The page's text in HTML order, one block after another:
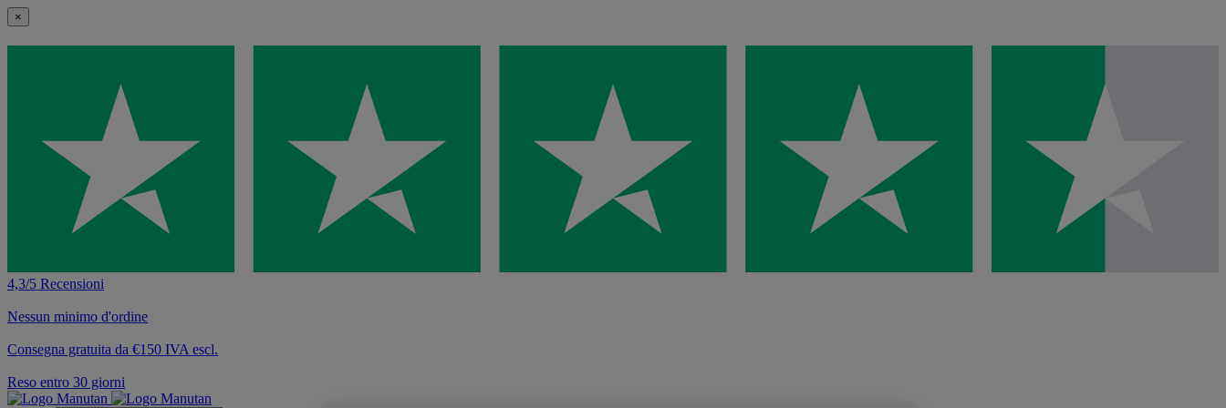
×
4,3/5 Recensioni
Nessun minimo d'ordine
Consegna gratuita da €150 IVA escl.
Reso entro 30 giorni